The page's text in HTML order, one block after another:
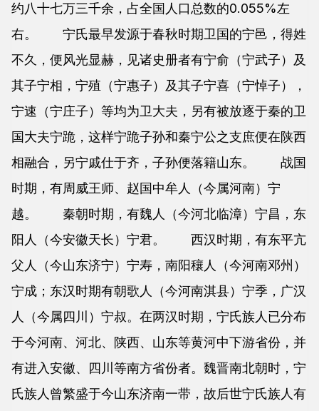
约八十七万三千余，占全国人口总数的0.055%左
右。 宁氏最早发源于春秋时期卫国的宁邑，得姓
不久，便风光显赫，见诸史册者有宁俞（宁武子）及
其子宁相，宁殖（宁惠子）及其子宁喜（宁悼子），
宁速（宁庄子）等均为卫大夫，另有被放逐于秦的卫
国大夫宁跪，这样宁跪子孙和秦宁公之支庶便在陕西
相融合，另宁戚仕于齐，子孙便落籍山东。 战国
时期，有周威王师、赵国中牟人（今属河南）宁
越。 秦朝时期，有魏人（今河北临漳）宁昌，东
阳人（今安徽天长）宁君。 西汉时期，有东平亢
父人（今山东济宁）宁寿，南阳穰人（今河南邓州）
宁成；东汉时期有朝歌人（今河南淇县）宁季，广汉
人（今属四川）宁叔。在两汉时期，宁氏族人已分布
于今河南、河北、陕西、山东等黄河中下游省份，并
有进入安徽、四川等南方省份者。魏晋南北朝时，宁
氏族人曾繁盛于今山东济南一带，故后世宁氏族人有